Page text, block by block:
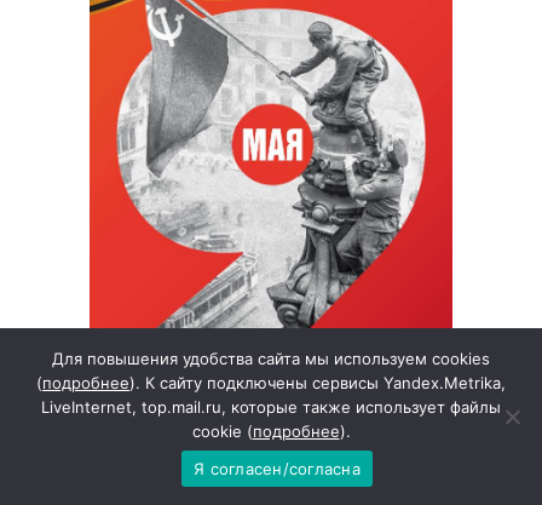
Для повышения удобства сайта мы используем cookies
(подробнее). К сайту подключены сервисы Yandex.Metrika,
LiveInternet, top.mail.ru, которые также использует файлы
cookie (подробнее).
Я согласен/согласна